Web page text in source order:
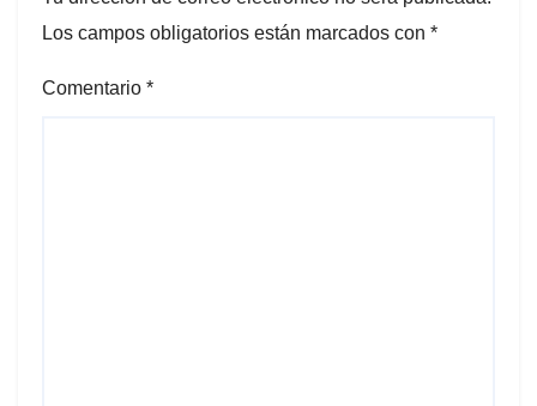
Los campos obligatorios están marcados con *
Comentario *